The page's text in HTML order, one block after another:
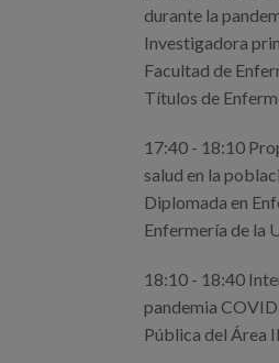
durante la
Investigadora
Facultad de
Títulos de
17:40 - 18:10
salud en la
Diplomada en
Enfermería de la
18:10 - 18:40
pandemia
Pública del Área